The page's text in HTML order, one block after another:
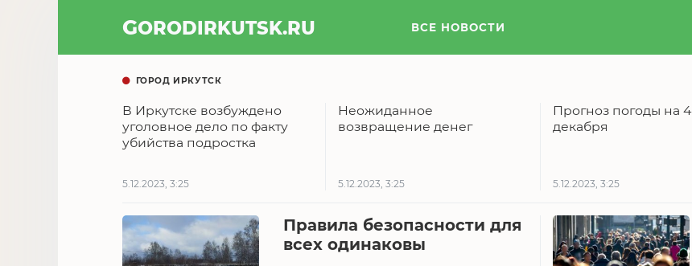
GORODIRKUTSK.RU ВСЕ НОВОСТИ
ГОРОД ИРКУТСК
В Иркутске возбуждено
уголовное дело по факту
убийства подростка
5.12.2023, 3:25
Неожиданное
возвращение денег
5.12.2023, 3:25
Прогноз погоды на 4
декабря
5.12.2023, 3:25
Правила безопасности для
всех одинаковы